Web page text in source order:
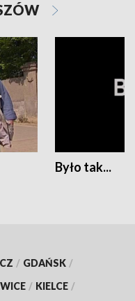
Było tak...
/ GDAŃSK /
/ KIELCE /